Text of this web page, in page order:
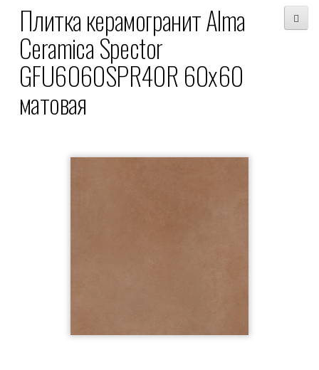
Плитка керамогранит Alma
Ceramica Spector
GFU6060SPR40R 60x60
матовая